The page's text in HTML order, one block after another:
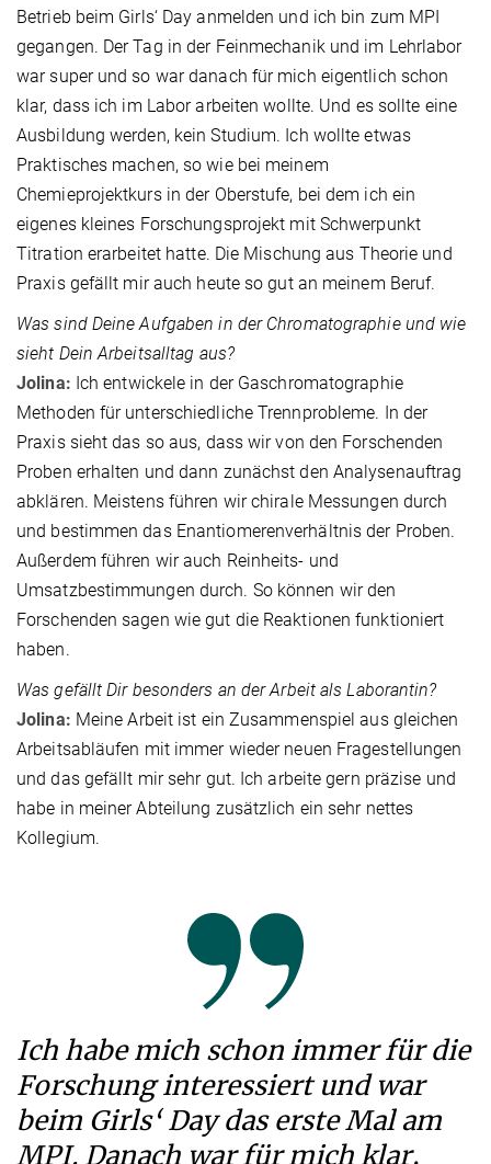
Betrieb beim Girls‘ Day anmelden und ich bin zum MPI
gegangen. Der Tag in der Feinmechanik und im Lehrlabor
war super und so war danach für mich eigentlich schon
klar, dass ich im Labor arbeiten wollte. Und es sollte eine
Ausbildung werden, kein Studium. Ich wollte etwas
Praktisches machen, so wie bei meinem
Chemieprojektkurs in der Oberstufe, bei dem ich ein
eigenes kleines Forschungsprojekt mit Schwerpunkt
Titration erarbeitet hatte. Die Mischung aus Theorie und
Praxis gefällt mir auch heute so gut an meinem Beruf.
Was sind Deine Aufgaben in der Chromatographie und wie
sieht Dein Arbeitsalltag aus?
Jolina: Ich entwickele in der Gaschromatographie
Methoden für unterschiedliche Trennprobleme. In der
Praxis sieht das so aus, dass wir von den Forschenden
Proben erhalten und dann zunächst den Analysenauftrag
abklären. Meistens führen wir chirale Messungen durch
und bestimmen das Enantiomerenverhältnis der Proben.
Außerdem führen wir auch Reinheits- und
Umsatzbestimmungen durch. So können wir den
Forschenden sagen wie gut die Reaktionen funktioniert
haben.
Was gefällt Dir besonders an der Arbeit als Laborantin?
Jolina: Meine Arbeit ist ein Zusammenspiel aus gleichen
Arbeitsabläufen mit immer wieder neuen Fragestellungen
und das gefällt mir sehr gut. Ich arbeite gern präzise und
habe in meiner Abteilung zusätzlich ein sehr nettes
Kollegium.
Ich habe mich schon immer für die
Forschung interessiert und war
beim Girls‘ Day das erste Mal am
MPI. Danach war für mich klar,